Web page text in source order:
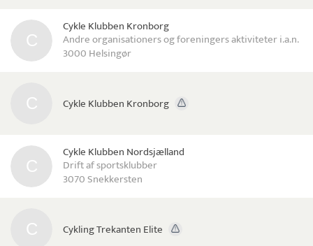
Cykle Klubben Kronborg
Andre organisationers og foreningers aktiviteter i.a.n.
3000 Helsingør
Cykle Klubben Kronborg
Cykle Klubben Nordsjælland
Drift af sportsklubber
3070 Snekkersten
Cykling Trekanten Elite